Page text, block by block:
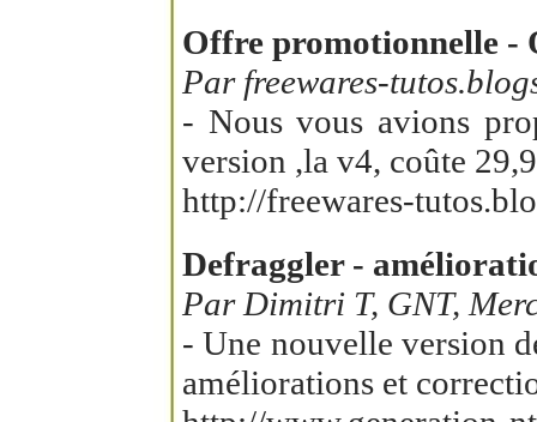
Offre promotionnelle -
Par freewares-
- Nous vous avions
version ,la v4, coûte
http://freewares-
Defraggler -
Par Dimitri T, GNT,
- Une nouvelle version
améliorations et